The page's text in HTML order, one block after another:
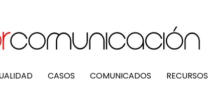
CASOS COMUNICADOS RECURSOS